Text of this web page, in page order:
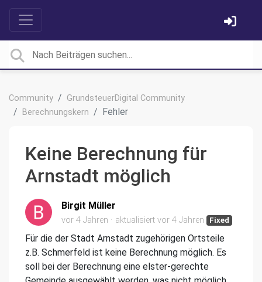
Community
GrundsteuerDigital Community
Berechnungskern
Fehler
Keine Berechnung für
Arnstadt möglich
Birgit Müller
vor 4 Jahren aktualisiert vor 4 Jahren Fixed
Für die der Stadt Arnstadt zugehörigen Ortsteile
z.B. Schmerfeld ist keine Berechnung möglich. Es
soll bei der Berechnung eine elster-gerechte